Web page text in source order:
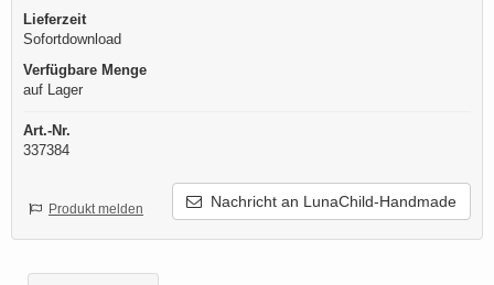
Lieferzeit
Sofortdownload
Verfügbare Menge
auf Lager
Art.-Nr.
337384
Nachricht an LunaChild-Handmade
Produkt melden